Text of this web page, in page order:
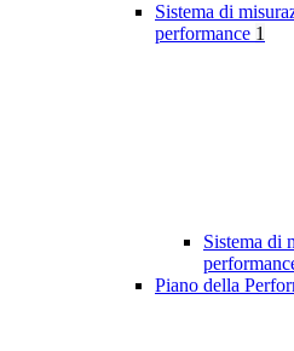
Sistema di
performance 1
Sistema di
Piano della